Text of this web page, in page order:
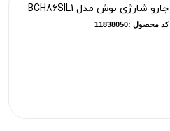
جارو شارژی بوش مدل BCH86SIL1
کد محصول :11838050